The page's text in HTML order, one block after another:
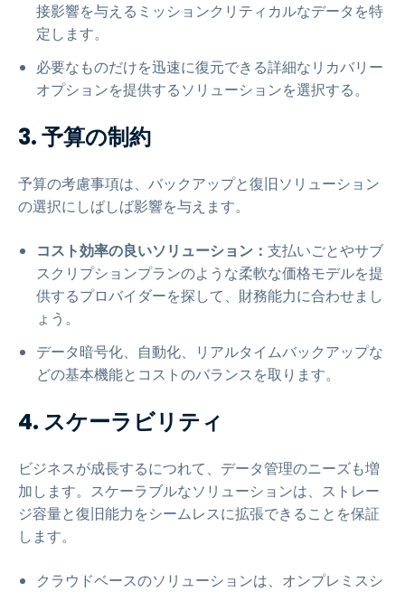
接影響を与えるミッションクリティカルなデータを特
定します。
必要なものだけを迅速に復元できる詳細なリカバリー
オプションを提供するソリューションを選択する。
3. 予算の制約
予算の考慮事項は、バックアップと復旧ソリューション
の選択にしばしば影響を与えます。
コスト効率の良いソリューション： 支払いごとやサブ
スクリプションプランのような柔軟な価格モデルを提
供するプロバイダーを探して、財務能力に合わせまし
ょう。
データ暗号化、自動化、リアルタイムバックアップな
どの基本機能とコストのバランスを取ります。
4. スケーラビリティ
ビジネスが成長するにつれて、データ管理のニーズも増
加します。スケーラブルなソリューションは、ストレー
ジ容量と復旧能力をシームレスに拡張できることを保証
します。
クラウドベースのソリューションは、オンプレミスシ